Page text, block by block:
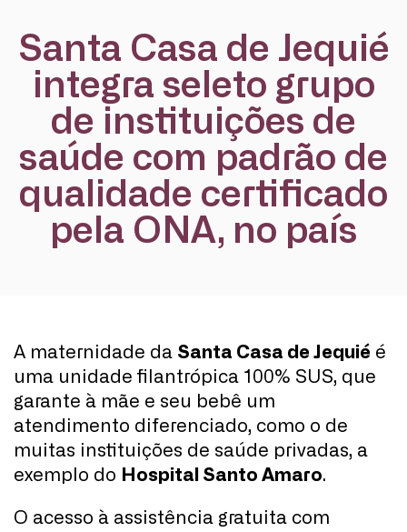
Santa Casa de Jequié
integra seleto grupo
de instituições de
saúde com padrão de
qualidade certificado
pela ONA, no país
A maternidade da Santa Casa de Jequié é
uma unidade filantrópica 100% SUS, que
garante à mãe e seu bebê um
atendimento diferenciado, como o de
muitas instituições de saúde privadas, a
exemplo do Hospital Santo Amaro.
O acesso à assistência gratuita com